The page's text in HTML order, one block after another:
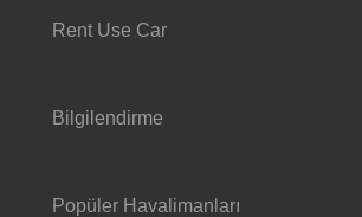
Rent Use Car
Bilgilendirme
Popüler Havalimanları